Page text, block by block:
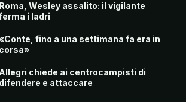
Roma, Wesley assalito: il vigilante
i ladri
fino a una settimana fa era in
corsa»
Allegri chiede ai centrocampisti di
difendere e attaccare